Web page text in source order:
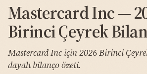
Mastercard Inc —
Birinci Çeyrek
Mastercard Inc için 2026 Birinci
dayalı bilanço özeti.